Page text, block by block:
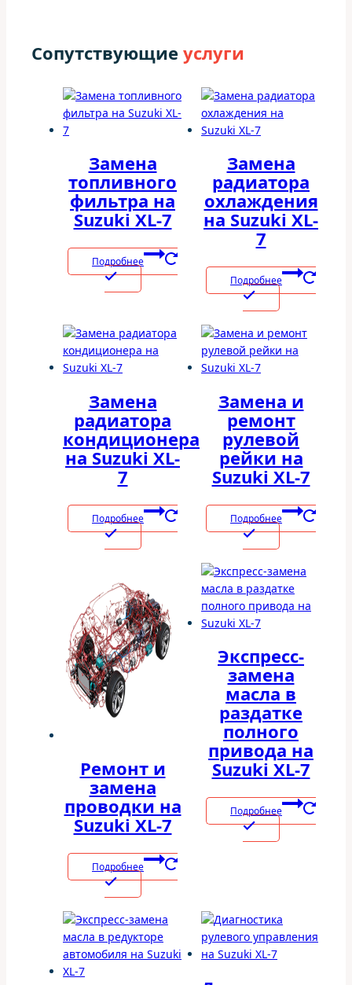
Сопутствующие услуги
Замена
топливного
фильтра на
Suzuki XL-7
Подробнее
Замена
радиатора
охлаждения
на Suzuki XL-
7
Подробнее
Замена
радиатора
кондиционера
на Suzuki XL-
7
Подробнее
Замена и
ремонт
рулевой
рейки на
Suzuki XL-7
Подробнее
Ремонт и
замена
проводки на
Suzuki XL-7
Подробнее
Экспресс-
замена
масла в
раздатке
полного
привода на
Suzuki XL-7
Подробнее